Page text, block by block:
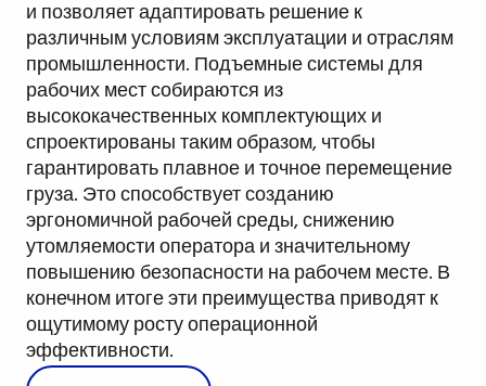
и позволяет адаптировать решение к
различным условиям эксплуатации и отраслям
промышленности. Подъемные системы для
рабочих мест собираются из
высококачественных комплектующих и
спроектированы таким образом, чтобы
гарантировать плавное и точное перемещение
груза. Это способствует созданию
эргономичной рабочей среды, снижению
утомляемости оператора и значительному
повышению безопасности на рабочем месте. В
конечном итоге эти преимущества приводят к
ощутимому росту операционной
эффективности.